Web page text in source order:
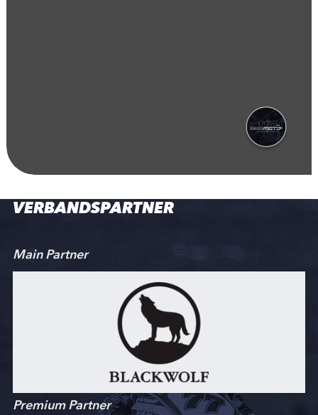
VERBANDSPARTNER
Main Partner
Premium Partner